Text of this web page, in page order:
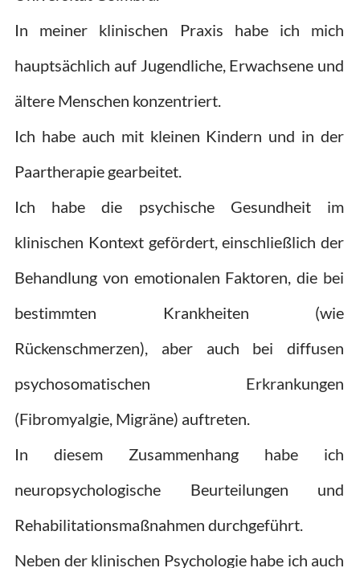
In meiner klinischen Praxis habe ich mich
hauptsächlich auf Jugendliche, Erwachsene und
ältere Menschen konzentriert.
Ich habe auch mit kleinen Kindern und in der
Paartherapie gearbeitet.
Ich habe die psychische Gesundheit im
klinischen Kontext gefördert, einschließlich der
Behandlung von emotionalen Faktoren, die bei
bestimmten Krankheiten (wie
Rückenschmerzen), aber auch bei diffusen
psychosomatischen Erkrankungen
(Fibromyalgie, Migräne) auftreten.
In diesem Zusammenhang habe ich
neuropsychologische Beurteilungen und
Rehabilitationsmaßnahmen durchgeführt.
Neben der klinischen Psychologie habe ich auch